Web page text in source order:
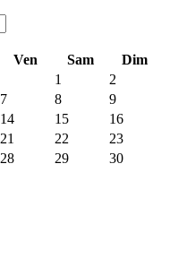
Ven Sam
Dim
1
2
7 8
9
14 15
16
21 22
23
28 29
30